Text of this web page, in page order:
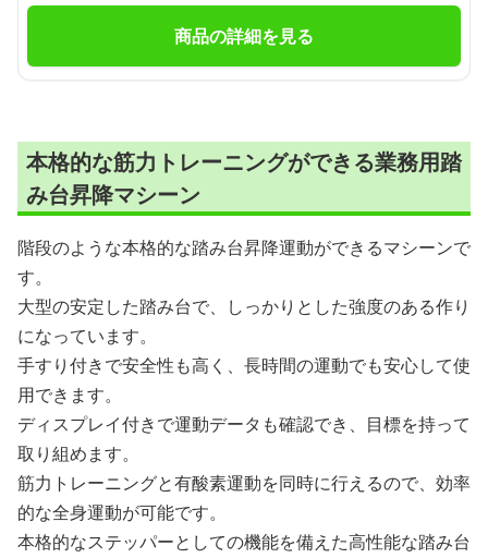
商品の詳細を見る
本格的な筋力トレーニングができる業務用踏
み台昇降マシーン
階段のような本格的な踏み台昇降運動ができるマシーンで
す。
大型の安定した踏み台で、しっかりとした強度のある作り
になっています。
手すり付きで安全性も高く、長時間の運動でも安心して使
用できます。
ディスプレイ付きで運動データも確認でき、目標を持って
取り組めます。
筋力トレーニングと有酸素運動を同時に行えるので、効率
的な全身運動が可能です。
本格的なステッパーとしての機能を備えた高性能な踏み台